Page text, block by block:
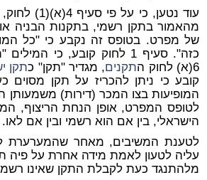
עוד נטען, כי על פי סעיף 4(א)(1) לחוק,
של מפרט. בטופס זה נקבע כי "כל
כזה". סעיף 1 לחוק קובע, כי המילים "תקן" ו"תקן רשמי" יהיו כמשמעותם בחוק ה
6(א) לחוק ה
תקנים, מגדיר "תקן" כתקן
קובע כי ניתן להכריז על תקן מסוים
לטופס המפרט, אופן הנחת הריצוף,
הישראלי, בין אם הוא רשמי ובין אם לאו.
לטענת המשיבים, מאחר שהמערערת
עליה לטעון לאמת מידה אחרת על פיה
מלהתנגד כעת לקבלת התקן שאינו